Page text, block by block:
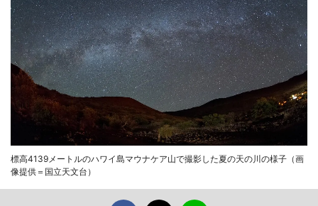
標高4139メートルのハワイ島マウナケア山で撮影した夏の天の川の様子（画
像提供＝国立天文台）